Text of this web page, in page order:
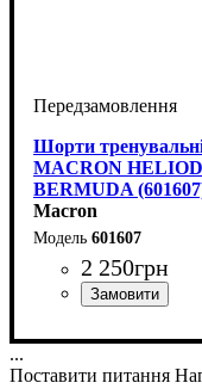
Шорти
MACRON
BERMUDA
Macron
601607
2 250грн
...
Поставити питання